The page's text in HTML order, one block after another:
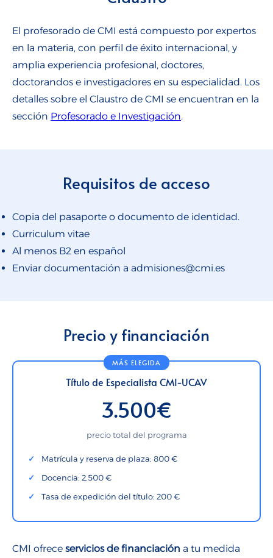
El profesorado de CMI está compuesto por expertos
en la materia, con perfil de éxito internacional, y
amplia experiencia profesional, doctores,
doctorandos e investigadores en su especialidad. Los
detalles sobre el Claustro de CMI se encuentran en la
sección Profesorado e Investigación.
Requisitos de acceso
Copia del pasaporte o documento de identidad.
Curriculum vitae
Al menos B2 en español
Enviar documentación a admisiones@cmi.es
Precio y financiación
Título de Especialista CMI-UCAV
3.500€
precio total del programa
Matrícula y reserva de plaza: 800 €
Docencia: 2.500 €
Tasa de expedición del título: 200 €
CMI ofrece servicios de financiación a tu medida